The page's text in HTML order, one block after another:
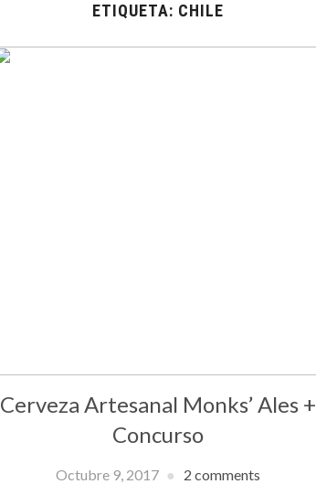
ETIQUETA: CHILE
Cerveza Artesanal Monks’ Ales +
Concurso
Octubre 9, 2017 2 comments